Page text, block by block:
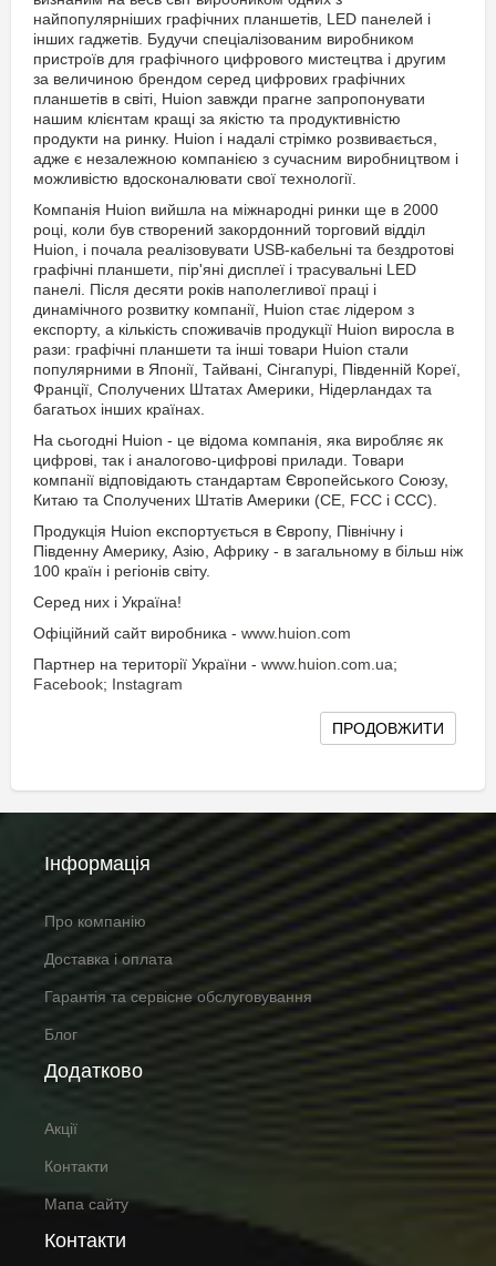
найпопулярніших графічних планшетів, LED панелей і
інших гаджетів. Будучи спеціалізованим виробником
пристроїв для графічного цифрового мистецтва і другим
за величиною брендом серед цифрових графічних
планшетів в світі, Huion завжди прагне запропонувати
нашим клієнтам кращі за якістю та продуктивністю
продукти на ринку. Huion і надалі стрімко розвивається,
адже є незалежною компанією з сучасним виробництвом і
можливістю вдосконалювати свої технології.
Компанія Huion вийшла на міжнародні ринки ще в 2000
році, коли був створений закордонний торговий відділ
Huion, і почала реалізовувати USB-кабельні та бездротові
графічні планшети, пір'яні дисплеї і трасувальні LED
панелі. Після десяти років наполегливої праці і
динамічного розвитку компанії, Huion стає лідером з
експорту, а кількість споживачів продукції Huion виросла в
рази: графічні планшети та інші товари Huion стали
популярними в Японії, Тайвані, Сінгапурі, Південній Кореї,
Франції, Сполучених Штатах Америки, Нідерландах та
багатьох інших країнах.
На сьогодні Huion - це відома компанія, яка виробляє як
цифрові, так і аналогово-цифрові прилади. Товари
компанії відповідають стандартам Європейського Союзу,
Китаю та Сполучених Штатів Америки (CE, FCC і CCC).
Продукція Huion експортується в Європу, Північну і
Південну Америку, Азію, Африку - в загальному в більш ніж
100 країн і регіонів світу.
Серед них і Україна!
Офіційний сайт виробника - www.huion.com
Партнер на території України - www.huion.com.ua;
Facebook; Instagram
ПРОДОВЖИТИ
Інформація
Про компанію
Доставка і оплата
Гарантія та сервісне обслуговування
Блог
Додатково
Акції
Контакти
Мапа сайту
Контакти